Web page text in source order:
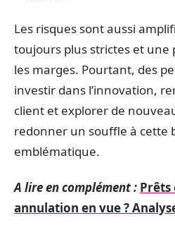
Les risques sont aussi
toujours plus strictes et une
les marges. Pourtant, des
investir dans l’innovation,
client et explorer de
redonner un souffle à cette
emblématique.
A lire en complément : Prêts
annulation en vue ?